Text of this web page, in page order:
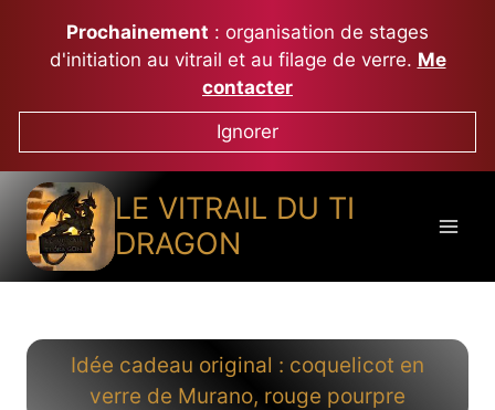
contenu
Prochainement : organisation de stages
d'initiation au vitrail et au filage de verre. Me
contacter
Ignorer
LE VITRAIL DU TI
DRAGON
Idée cadeau original : coquelicot en
verre de Murano, rouge pourpre